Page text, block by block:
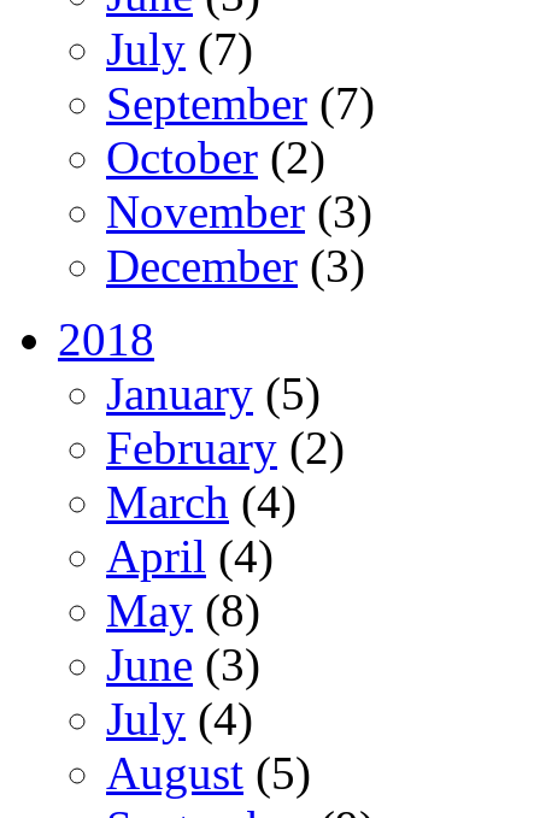
July (7)
September (7)
October (2)
November (3)
December (3)
2018
January (5)
February (2)
March (4)
April (4)
May (8)
June (3)
July (4)
August (5)